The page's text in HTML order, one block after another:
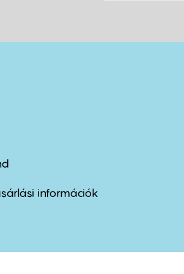
információk